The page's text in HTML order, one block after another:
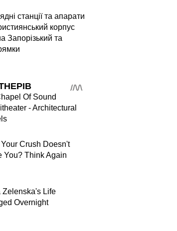
станції та апарати
корпус
Запорізький та
Of Sound
- Architectural
Crush Doesn't
You? Think Again
Zelenska's Life
Overnight